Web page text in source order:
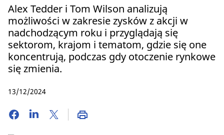
Alex Tedder i Tom Wilson analizują
możliwości w zakresie zysków z akcji w
nadchodzącym roku i przyglądają się
sektorom, krajom i tematom, gdzie się one
koncentrują, podczas gdy otoczenie rynkowe
się zmienia.
13/12/2024